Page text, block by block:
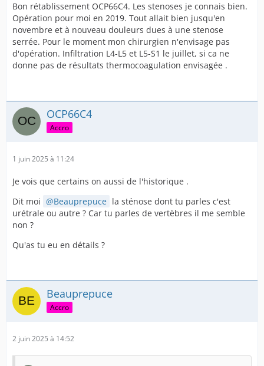
Bon rétablissement OCP66C4. Les stenoses je connais bien.
Opération pour moi en 2019. Tout allait bien jusqu'en
novembre et à nouveau douleurs dues à une stenose
serrée. Pour le moment mon chirurgien n'envisage pas
d'opération. Infiltration L4-L5 et L5-S1 le juillet, si ca ne
donne pas de résultats thermocoagulation envisagée .
OCP66C4
Accro
1 juin 2025 à 11:24
Je vois que certains on aussi de l'historique .
Dit moi
Beauprepuce la sténose dont tu parles c'est
urétrale ou autre ? Car tu parles de vertèbres il me semble
non ?
Qu'as tu eu en détails ?
Beauprepuce
Accro
2 juin 2025 à 14:52